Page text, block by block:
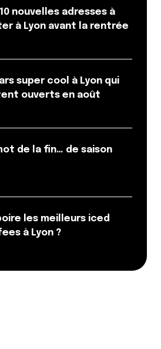
nouvelles adresses à
à Lyon avant la rentrée
super cool à Lyon qui
ouverts en août
de la fin… de saison
les meilleurs iced
à Lyon ?